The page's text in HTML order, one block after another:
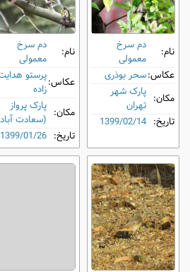
نام:
دم‌ سرخ
معمولی
عکاس:سحر بوذری
مکان: پارک شهر
تهران
تاریخ: 1399/02/14
نام:
دم‌ سرخ
معمولی
عکاس:پرستو
زاده
مکان: پارک پرواز
(سعادت
تاریخ: 1399/01/26